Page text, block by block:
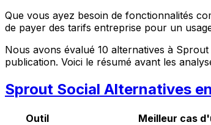
Que vous ayez besoin de fonctionnalités
de payer des tarifs entreprise pour un
Nous avons évalué 10 alternatives à
publication. Voici le résumé avant les
Sprout Social Alternatives
Outil Meilleur cas